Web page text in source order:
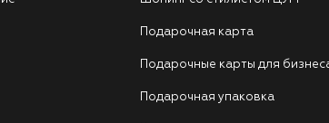
Подарочная карта
Подарочные карты для
Подарочная упаковка